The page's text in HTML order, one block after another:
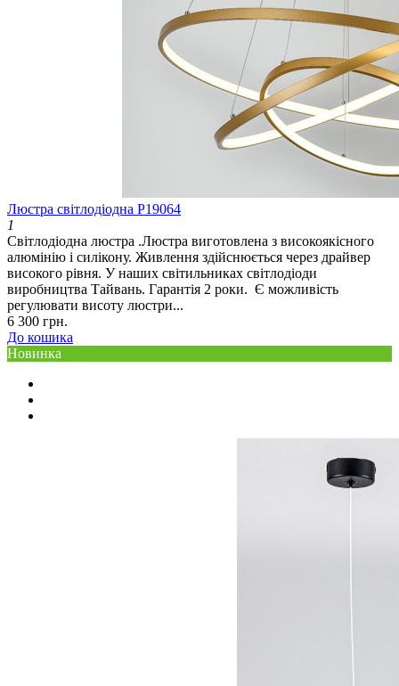
Люстра світлодіодна P19064
1
Світлодіодна люстра .Люстра виготовлена з високоякісного
алюмінію і силікону. Живлення здійснюється через драйвер
високого рівня. У наших світильниках світлодіоди
виробництва Тайвань. Гарантія 2 роки. Є можливість
регулювати висоту люстри...
6 300 грн.
До кошика
Новинка